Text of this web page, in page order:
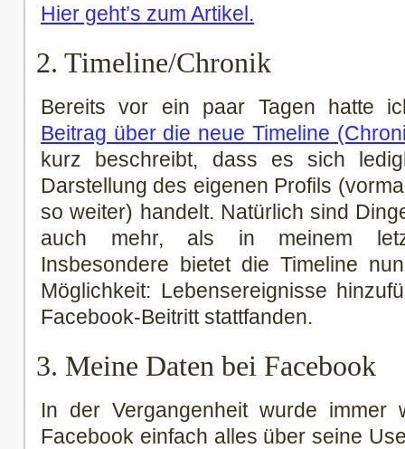
Hier geht’s zum Artikel.
2. Timeline/Chronik
Bereits vor ein paar Tagen hatte
Beitrag über die neue Timeline
kurz beschreibt, dass es sich
Darstellung des eigenen Profils
so weiter) handelt. Natürlich sind
auch mehr, als in meinem
Insbesondere bietet die Timeline
Möglichkeit: Lebensereignisse
Facebook-Beitritt stattfanden.
3. Meine Daten bei Facebook
In der Vergangenheit wurde immer
Facebook einfach alles über seine